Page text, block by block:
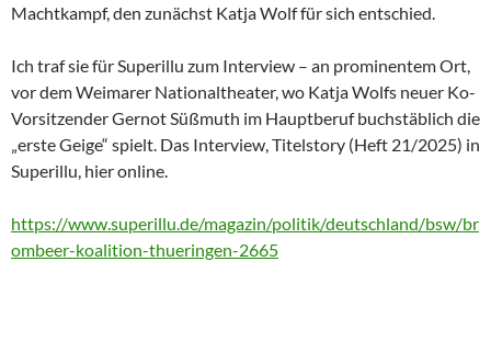
Machtkampf, den zunächst Katja Wolf für sich entschied.
Ich traf sie für Superillu zum Interview – an prominentem Ort,
vor dem Weimarer Nationaltheater, wo Katja Wolfs neuer Ko-
Vorsitzender Gernot Süßmuth im Hauptberuf buchstäblich die
„erste Geige“ spielt. Das Interview, Titelstory (Heft 21/2025) in
Superillu, hier online.
https://www.superillu.de/magazin/politik/deutschland/bsw/br
ombeer-koalition-thueringen-2665